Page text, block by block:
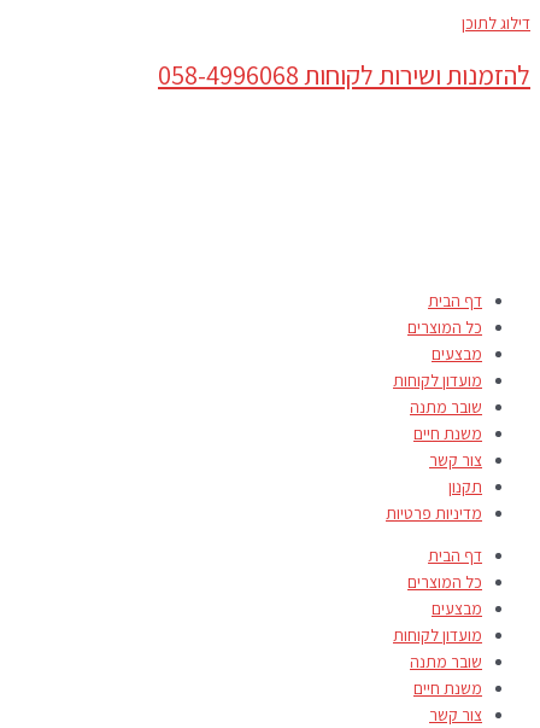
דילוג לתוכן
להזמנות ושירות לקוחות 058-4996068
דף הבית
כל המוצרים
מבצעים
מועדון לקוחות
שובר מתנה
משנת חיים
צור קשר
תקנון
מדיניות פרטיות
דף הבית
כל המוצרים
מבצעים
מועדון לקוחות
שובר מתנה
משנת חיים
צור קשר